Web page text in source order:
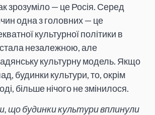
зрозуміло — це Росія. Серед
одна з головних — це
культурної політики в
незалежною, але
культурну модель. Якщо
будинки культури, то, окрім
більше нічого не змінилося.
що будинки культури вплинули